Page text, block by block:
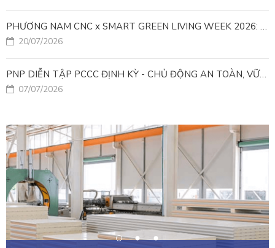
PHƯƠNG NAM CNC x SMART GREEN LIVING WEEK 2026: KIẾN TẠO ĐÔ THỊ XANH TỪ NHỮNG GIẢI PHÁP FACADE
20/07/2026
PNP DIỄN TẬP PCCC ĐỊNH KỲ - CHỦ ĐỘNG AN TOÀN, VỮNG VÀNG VẬN HÀNH
07/07/2026